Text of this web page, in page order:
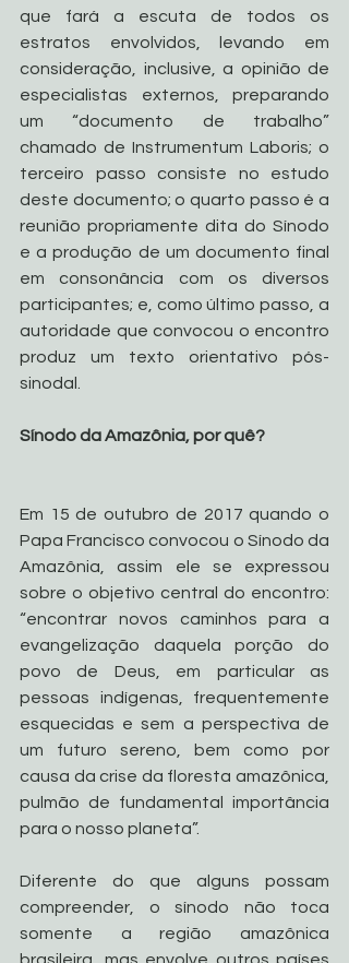
que fará a escuta de todos os
estratos envolvidos, levando em
consideração, inclusive, a opinião de
especialistas externos, preparando
um “documento de trabalho”
chamado de Instrumentum Laboris; o
terceiro passo consiste no estudo
deste documento; o quarto passo é a
reunião propriamente dita do Sínodo
e a produção de um documento final
em consonância com os diversos
participantes; e, como último passo, a
autoridade que convocou o encontro
produz um texto orientativo pós-
sinodal.
Sínodo da Amazônia, por quê?
Em 15 de outubro de 2017 quando o
Papa Francisco convocou o Sínodo da
Amazônia, assim ele se expressou
sobre o objetivo central do encontro:
“encontrar novos caminhos para a
evangelização daquela porção do
povo de Deus, em particular as
pessoas indígenas, frequentemente
esquecidas e sem a perspectiva de
um futuro sereno, bem como por
causa da crise da floresta amazônica,
pulmão de fundamental importância
para o nosso planeta”.
Diferente do que alguns possam
compreender, o sínodo não toca
somente a região amazônica